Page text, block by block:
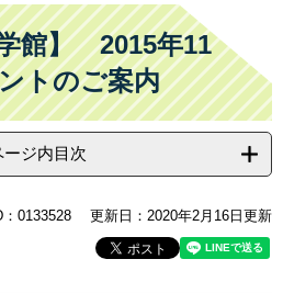
館】 2015年11
トのご案内
ージ内目次
0133528 更新日：2020年2月16日更新